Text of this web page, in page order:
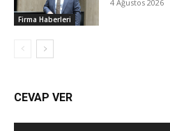
Firma Haberleri
4 Ağustos 2026
CEVAP VER